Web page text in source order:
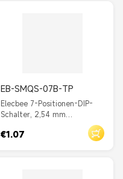
EB-SMQS-07B-TP
Elecbee 7-Positionen-DIP-
Schalter, 2,54 mm
Rastermaß, Durchgangsloch,
gerader Schieber, Blau
€1.07